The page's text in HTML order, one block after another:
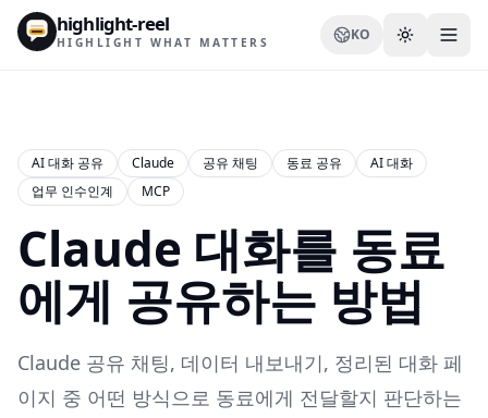
highlight-reel
HIGHLIGHT WHAT MATTERS KO
리소스
블로그
비교
템플릿
사용 사례
AI 대화 공유 Claude 공유 채팅 동료 공유
AI 대화
업무 인수인계
MCP
Claude 대화를 동료
에게 공유하는 방법
Claude 공유 채팅, 데이터 내보내기, 정리된 대화 페
이지 중 어떤 방식으로 동료에게 전달할지 판단하는